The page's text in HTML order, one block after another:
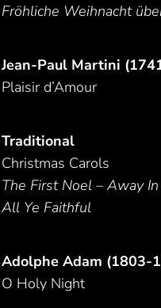
Fröhliche Weihnacht
Jean-Paul Martini
Plaisir d’Amour
Traditional
Christmas Carols
The First Noel – Away
All Ye Faithful
Adolphe Adam (1803-
O Holy Night